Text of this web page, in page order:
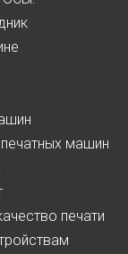
машин
печати